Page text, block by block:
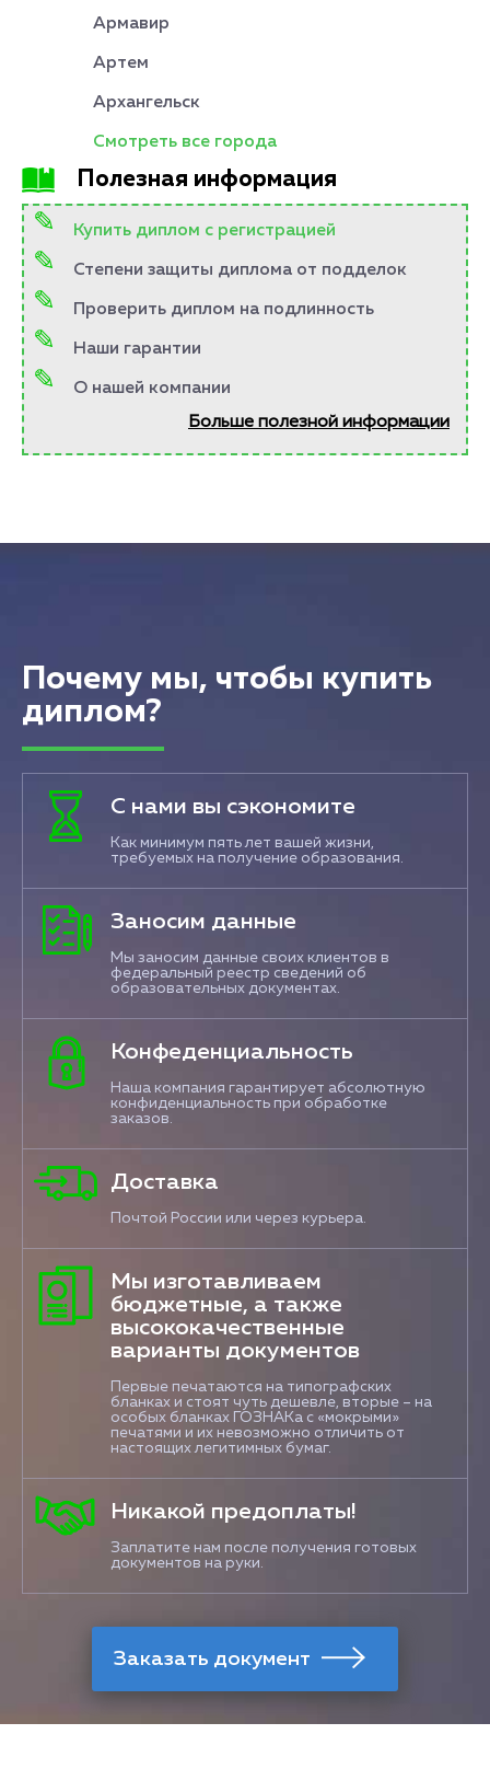
Армавир
Артем
Архангельск
Смотреть все города
Полезная информация
Купить диплом с регистрацией
Степени защиты диплома от подделок
Проверить диплом на подлинность
Наши гарантии
О нашей компании
Больше полезной информации
Почему мы, чтобы купить
диплом?
С нами вы сэкономите
Как минимум пять лет вашей жизни,
требуемых на получение образования.
Заносим данные
Мы заносим данные своих клиентов в
федеральный реестр сведений об
образовательных документах.
Конфеденциальность
Наша компания гарантирует абсолютную
конфиденциальность при обработке
заказов.
Доставка
Почтой России или через курьера.
Мы изготавливаем
бюджетные, а также
высококачественные
варианты документов
Первые печатаются на типографских
бланках и стоят чуть дешевле, вторые – на
особых бланках ГОЗНАКа с «мокрыми»
печатями и их невозможно отличить от
настоящих легитимных бумаг.
Никакой предоплаты!
Заплатите нам после получения готовых
документов на руки.